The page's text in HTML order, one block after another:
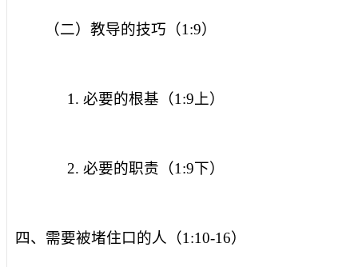
（二）教导的技巧（1:9）
1.必要的根基（1:9 上）
2.必要的职责（1:9下）
四、需要被堵住口的人（1:10-16）